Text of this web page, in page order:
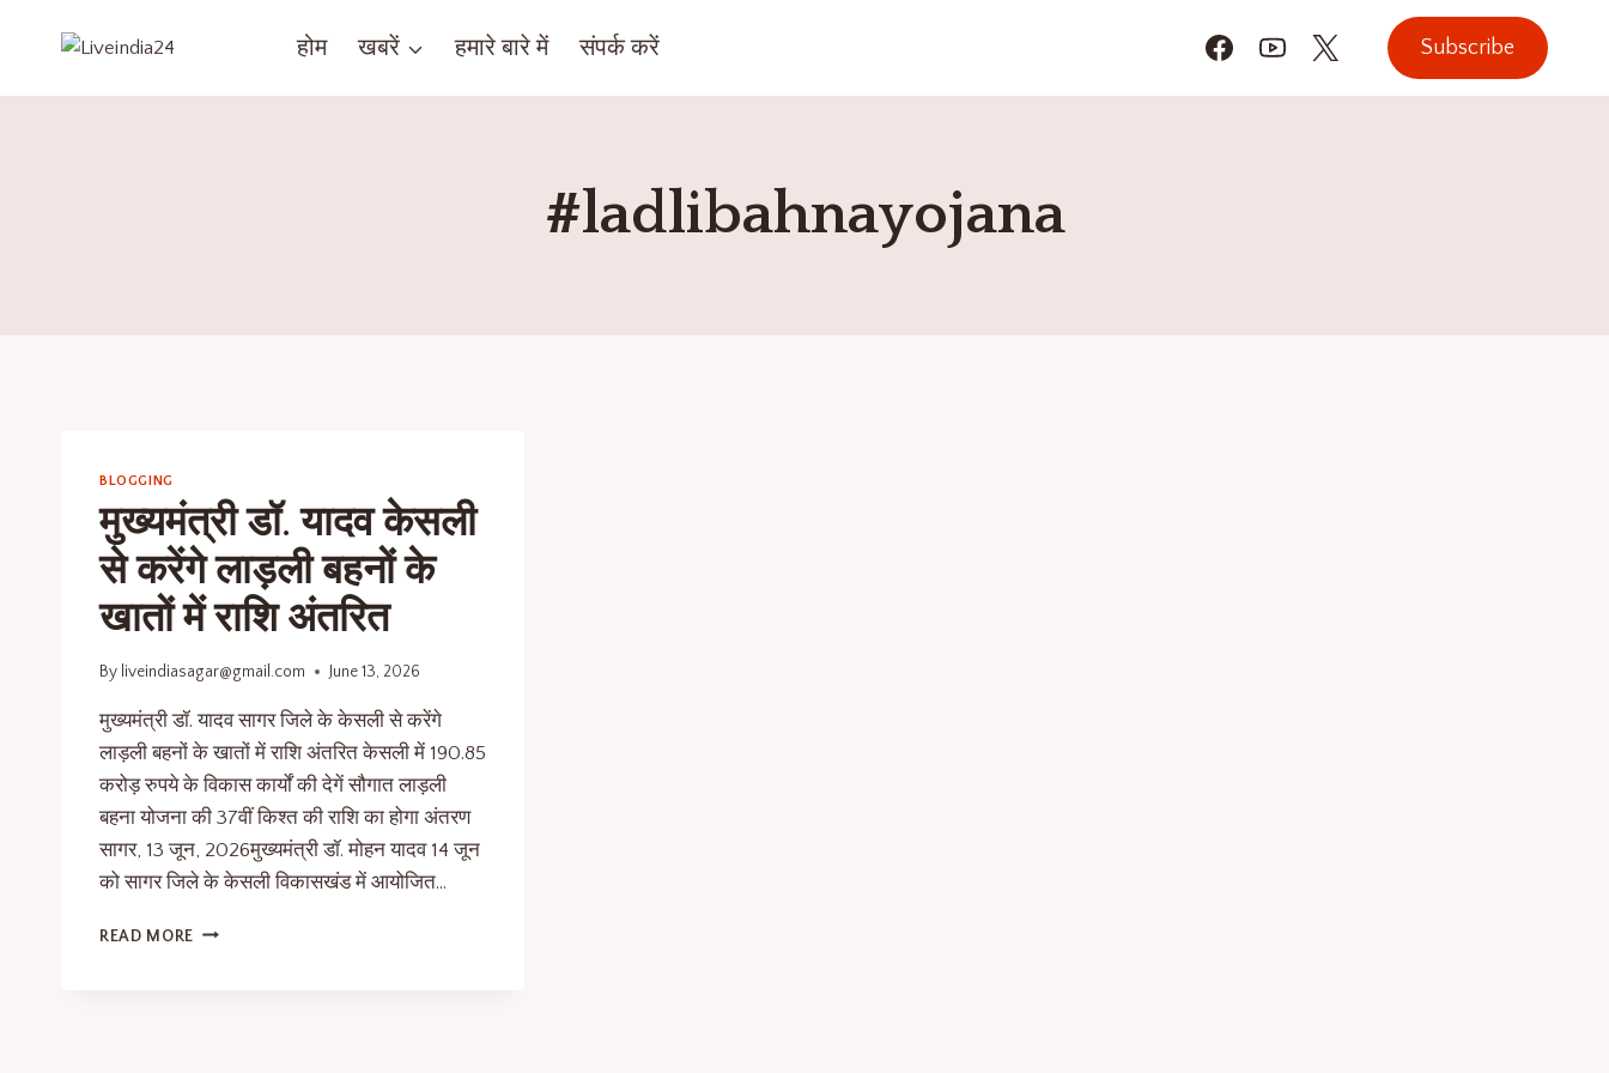
होम खबरें हमारे बारे में संपर्क करें Subscribe
#ladlibahnayojana
BLOGGING
मुख्यमंत्री डॉ. यादव केसली
से करेंगे लाड़ली बहनों के
खातों में राशि अंतरित
By liveindiasagar@gmail.com June 13, 2026
मुख्यमंत्री डॉ. यादव सागर जिले के केसली से करेंगे
लाड़ली बहनों के खातों में राशि अंतरित केसली में 190.85
करोड़ रुपये के विकास कार्यों की देगें सौगात लाड़ली
बहना योजना की 37वीं किश्त की राशि का होगा अंतरण
सागर, 13 जून, 2026मुख्यमंत्री डॉ. मोहन यादव 14 जून
को सागर जिले के केसली विकासखंड में आयोजित…
READ MORE